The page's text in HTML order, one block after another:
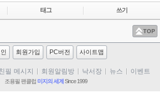
태그 쓰기
TOP
회원가입 PC버전 사이트맵
필 메시지 회원알림방 낙서장 뉴스
이벤트
동영상 조용필 클럽 미지
조용필 팬클럽 미지의 세계Since 1999